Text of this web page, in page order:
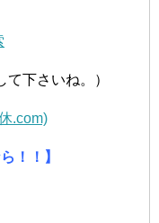
て下さいね。）
.com)
！！】